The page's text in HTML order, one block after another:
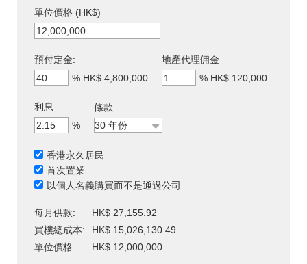
單位價格 (HK$)
預付定金:
% HK$ 4,800,000
地產代理佣金
% HK$ 120,000
利息
%
條款
香港永久居民
首次置業
以個人名義購買而不是通過公司
每月供款:
HK$ 27,155.92
買樓總成本:
HK$ 15,026,130.49
單位價格:
HK$ 12,000,000